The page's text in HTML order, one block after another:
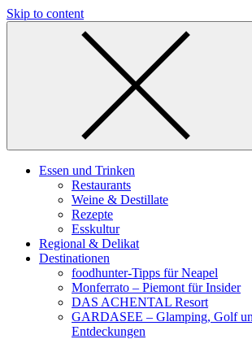
Skip to content
Essen und Trinken
Restaurants
Weine & Destillate
Rezepte
Esskultur
Regional & Delikat
Destinationen
foodhunter-Tipps für Neapel
Monferrato – Piemont für Insider
DAS ACHENTAL Resort
GARDASEE – Glamping, Golf
Entdeckungen